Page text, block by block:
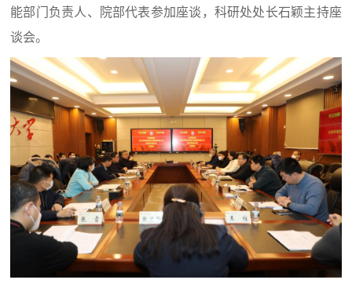
能部门负责人、院部代表参加座谈，科研处处长石颖主持座
谈会。